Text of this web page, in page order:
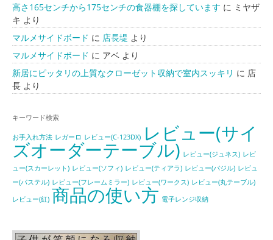
高さ165センチから175センチの食器棚を探しています に ミヤザ
キ より
マルメサイドボード に 店長堤 より
マルメサイドボード に アベ より
新居にピッタリの上質なクローゼット収納で室内スッキリ に 店
長 より
キーワード検索
お手入れ方法 レガーロ レビュー(C-123DX) レビュー(サイ
ズオーダーテーブル) レビュー(ジュネス) レビ
ュー(スカーレット) レビュー(ソフィ) レビュー(ティアラ) レビュー(バジル) レビュ
ー(パステル) レビュー(フレームミラー) レビュー(ワークス) レビュー(丸テーブル)
レビュー(紅) 商品の使い方 電子レンジ収納